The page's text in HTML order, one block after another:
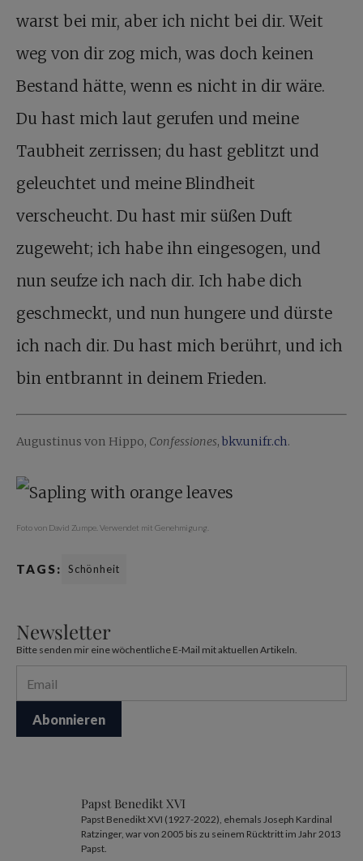
warst bei mir, aber ich nicht bei dir. Weit
weg von dir zog mich, was doch keinen
Bestand hätte, wenn es nicht in dir wäre.
Du hast mich laut gerufen und meine
Taubheit zerrissen; du hast geblitzt und
geleuchtet und meine Blindheit
verscheucht. Du hast mir süßen Duft
zugeweht; ich habe ihn eingesogen, und
nun seufze ich nach dir. Ich habe dich
geschmeckt, und nun hungere und dürste
ich nach dir. Du hast mich berührt, und ich
bin entbrannt in deinem Frieden.
Augustinus von Hippo, Confessiones, bkv.unifr.ch.
Foto von David Zumpe. Verwendet mit Genehmigung.
TAGS: Schönheit
Newsletter
Bitte senden mir eine wöchentliche E-Mail mit aktuellen Artikeln.
Papst Benedikt XVI
Papst Benedikt XVI (1927-2022), ehemals Joseph Kardinal
Ratzinger, war von 2005 bis zu seinem Rücktritt im Jahr 2013
Papst.